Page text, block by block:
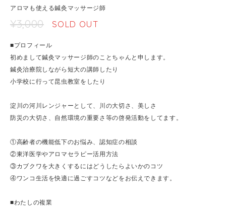
アロマも使える鍼灸マッサージ師
¥3,000 SOLD OUT
■プロフィール
初めまして鍼灸マッサージ師のことちゃんと申します。
鍼灸治療院しながら短大の講師したり
小学校に行って昆虫教室をしたり
淀川の河川レンジャーとして、川の大切さ、美しさ
防災の大切さ、自然環境の重要さ等の啓発活動をしてます。
①高齢者の機能低下のお悩み、認知症の相談
②東洋医学やアロマセラピー活用方法
③カブクワを大きくするにはどうしたらよいかのコツ
④ワンコ生活を快適に過ごすコツなどをお伝えできます。
■わたしの複業